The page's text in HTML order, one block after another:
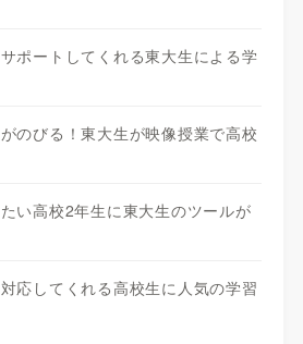
ポートしてくれる東大生による学
のびる！東大生が映像授業で高校
い高校2年生に東大生のツールが
応してくれる高校生に人気の学習